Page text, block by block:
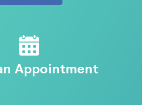
Appointment